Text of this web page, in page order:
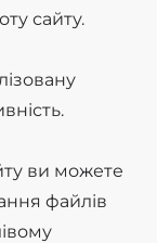
сайту.
ви можете
файлів